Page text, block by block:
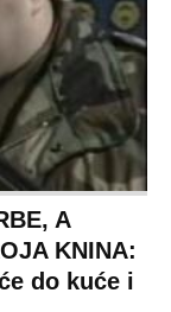
A
KNINA:
do kuće i